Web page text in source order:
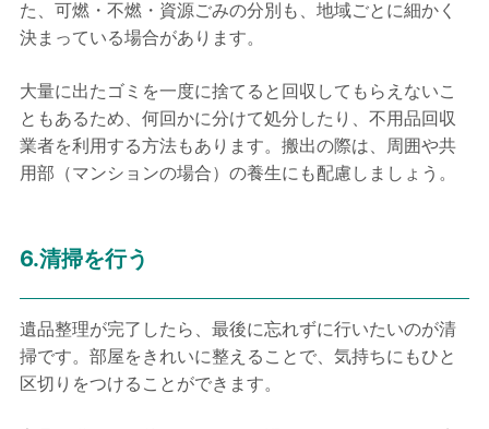
た、可燃・不燃・資源ごみの分別も、地域ごとに細かく
決まっている場合があります。
大量に出たゴミを一度に捨てると回収してもらえないこ
ともあるため、何回かに分けて処分したり、不用品回収
業者を利用する方法もあります。搬出の際は、周囲や共
用部（マンションの場合）の養生にも配慮しましょう。
6.清掃を行う
遺品整理が完了したら、最後に忘れずに行いたいのが清
掃です。部屋をきれいに整えることで、気持ちにもひと
区切りをつけることができます。